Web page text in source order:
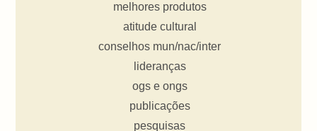
melhores produtos
atitude cultural
conselhos mun/nac/inter
lideranças
ogs e ongs
publicações
pesquisas